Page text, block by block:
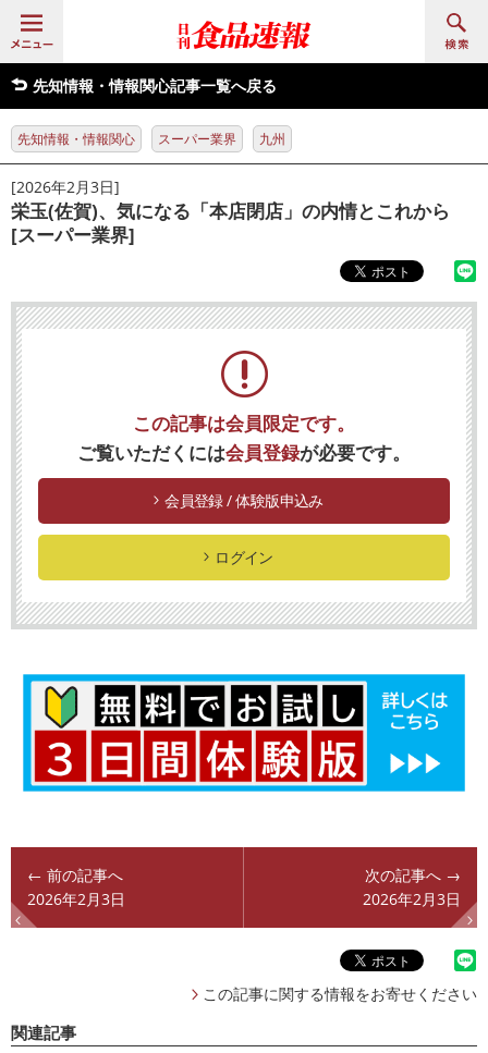
先知情報・情報関心記事一覧へ戻る
先知情報・情報関心 スーパー業界 九州
[2026年2月3日]
栄玉(佐賀)、気になる「本店閉店」の内情とこれから
[スーパー業界]
この記事は会員限定です。
ご覧いただくには会員登録が必要です。
会員登録 / 体験版申込み
ログイン
← 前の記事へ
2026年2月3日
次の記事へ →
2026年2月3日
この記事に関する情報をお寄せください
関連記事